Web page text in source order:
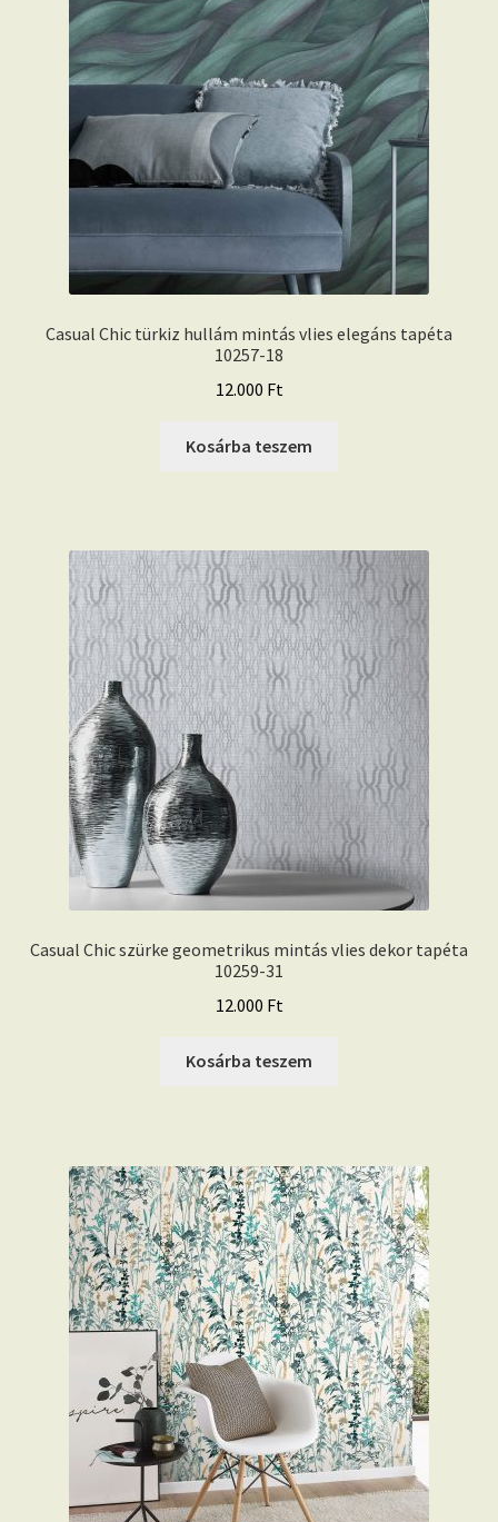
Casual Chic türkiz hullám mintás vlies elegáns tapéta
10257-18
12.000 Ft
Kosárba teszem
Casual Chic szürke geometrikus mintás vlies dekor tapéta
10259-31
12.000 Ft
Kosárba teszem